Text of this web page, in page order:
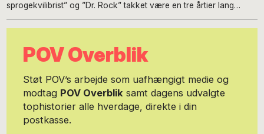
sprogekvilibrist” og ”Dr. Rock” takket være en tre årtier lang
journalistiske virke startede på forskellige lokalaviser, før han
BT. I dag driver Jungersen sit eget ”Classic Rock” website –
www.steffenjungersen.dk – og fungerer desuden som forfatter,
for bands, konferencier, freelance-skribent, DJ, blogger m.m.m
Har skrevet bøgerne ”Dr. Rock” (2013) og ”Mig & Lemmy” (2018).
Er desuden medforfatter til ”Politikens Dansk Rock Leksikon”
udgaver 1997 og 2002. Steffen Jungersen har gennem årene
mødt og interviewet bunkevis af de største rockstjerner både ude
POV Overblik
Støt POV’s arbejde som uafhængigt medie og
modtag POV Overbliksamt dagens udvalgte
tophistorier alle hverdage, direkte i din
postkasse.